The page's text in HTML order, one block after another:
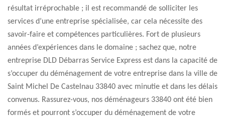
résultat irréprochable ; il est recommandé de solliciter les
services d’une entreprise spécialisée, car cela nécessite des
savoir-faire et compétences particulières. Fort de plusieurs
années d’expériences dans le domaine ; sachez que, notre
entreprise DLD Débarras Service Express est dans la capacité de
s’occuper du déménagement de votre entreprise dans la ville de
Saint Michel De Castelnau 33840 avec minutie et dans les délais
convenus. Rassurez-vous, nos déménageurs 33840 ont été bien
formés et pourront s’occuper du déménagement de votre